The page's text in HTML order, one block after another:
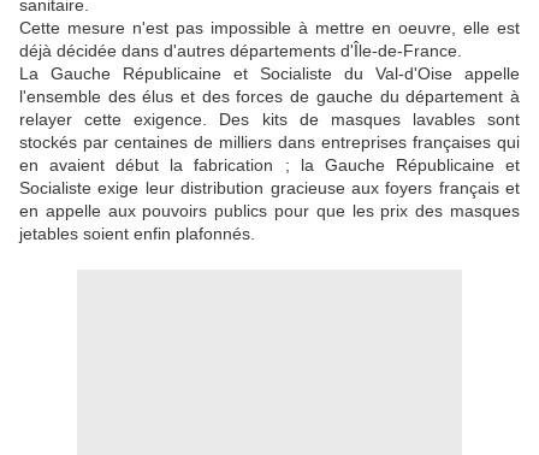
sanitaire.
Cette mesure n'est pas impossible à mettre en oeuvre, elle est
déjà décidée dans d'autres départements d'Île-de-France.
La Gauche Républicaine et Socialiste du Val-d'Oise appelle
l'ensemble des élus et des forces de gauche du département à
relayer cette exigence. Des kits de masques lavables sont
stockés par centaines de milliers dans entreprises françaises qui
en avaient début la fabrication ; la Gauche Républicaine et
Socialiste exige leur distribution gracieuse aux foyers français et
en appelle aux pouvoirs publics pour que les prix des masques
jetables soient enfin plafonnés.